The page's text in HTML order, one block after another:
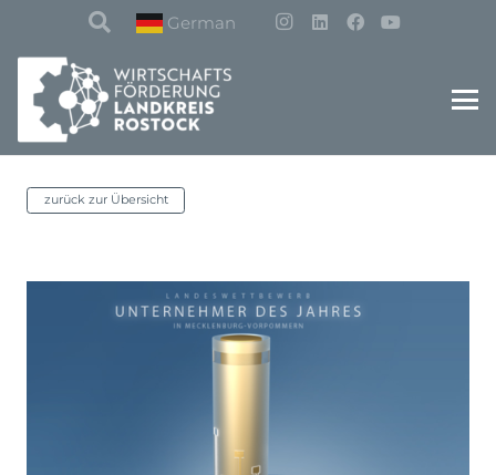
German
zurück zur Übersicht